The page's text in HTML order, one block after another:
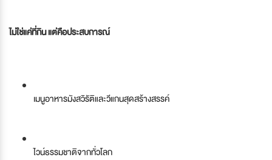
ไม่ใช่แค่ที่กิน แต่คือประสบการณ์
เมนูอาหารมังสวิรัติและวีแกนสุดสร้างสรรค์
ไวน์ธรรมชาติจากทั่วโลก